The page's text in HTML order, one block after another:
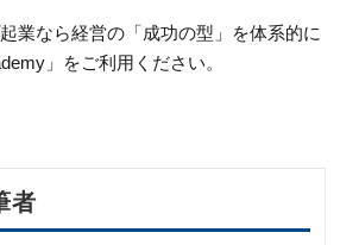
業なら経営の「成功の型」を体系的に
」をご利用ください。
者